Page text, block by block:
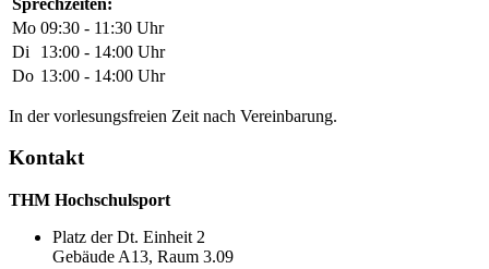
Mo 09:30 - 11:30 Uhr
Di
13:00 - 14:00 Uhr
Do 13:00 - 14:00 Uhr
In der vorlesungsfreien Zeit nach Vereinbarung.
Kontakt
THM Hochschulsport
Platz der Dt. Einheit 2
Gebäude A13, Raum 3.09